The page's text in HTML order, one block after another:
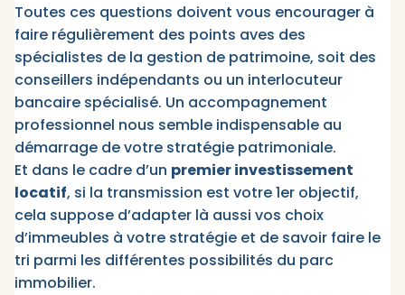
Toutes ces questions doivent vous encourager à
faire régulièrement des points aves des
spécialistes de la gestion de patrimoine, soit des
conseillers indépendants ou un interlocuteur
bancaire spécialisé. Un accompagnement
professionnel nous semble indispensable au
démarrage de votre stratégie patrimoniale.
Et dans le cadre d’un premier investissement
locatif, si la transmission est votre 1er objectif,
cela suppose d’adapter là aussi vos choix
d’immeubles à votre stratégie et de savoir faire le
tri parmi les différentes possibilités du parc
immobilier.